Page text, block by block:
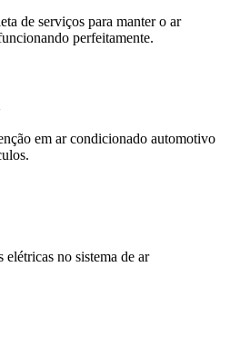
de serviços para manter o ar
perfeitamente.
em ar condicionado automotivo
no sistema de ar